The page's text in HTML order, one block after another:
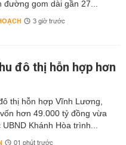
đường gom dài gần 27...
3 giờ trước
đô thị hỗn hợp hơn
thị hỗn hợp Vĩnh Lương,
hơn 49.000 tỷ đồng vừa
Khánh Hòa trình...